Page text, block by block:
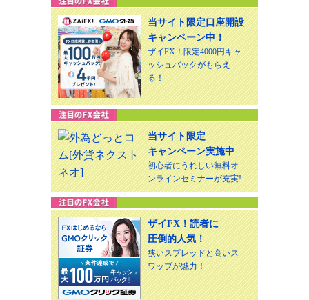
当サイト限定口座開設
キャンペーン中！
ザイFX！限定4000円キャ
ッシュバックがもらえ
る！
当サイト限定
キャンペーン実施中
初心者にうれしい無料オ
ンラインセミナーが充実!
ザイFX！読者に
圧倒的人気！
狭いスプレッドと高いス
ワップが魅力！